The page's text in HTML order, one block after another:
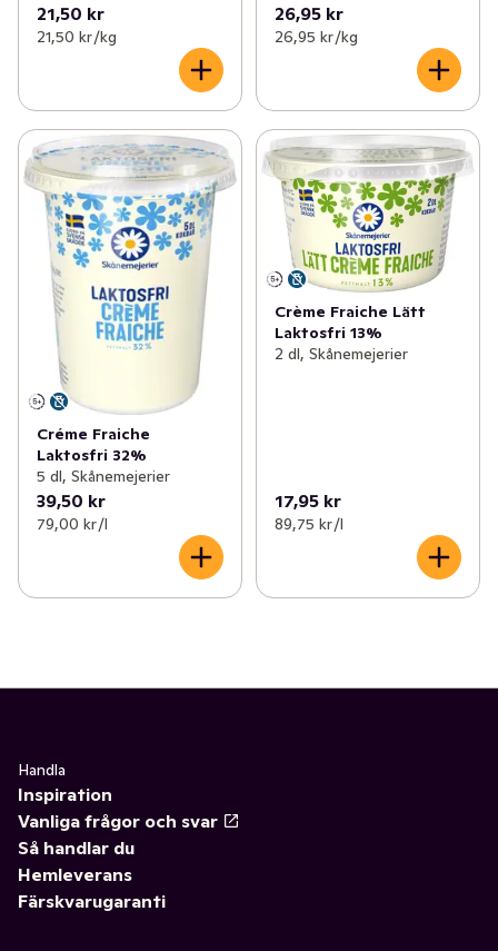
21,50 kr
21,50 kr /kg
26,95 kr
26,95 kr /kg
Créme Fraiche
Laktosfri 32%
5 dl, Skånemejerier
39,50 kr
79,00 kr /l
Crème Fraiche Lätt
Laktosfri 13%
2 dl, Skånemejerier
17,95 kr
89,75 kr /l
Handla
Inspiration
Vanliga frågor och svar
Så handlar du
Hemleverans
Färskvarugaranti